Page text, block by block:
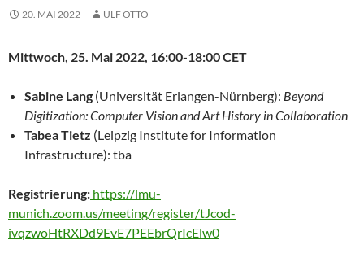
20. MAI 2022 ULF OTTO
Mittwoch, 25. Mai 2022, 16:00-18:00 CET
Sabine Lang (Universität Erlangen-Nürnberg): Beyond
Digitization: Computer Vision and Art History in Collaboration
Tabea Tietz (Leipzig Institute for Information
Infrastructure): tba
Registrierung: https://lmu-
munich.zoom.us/meeting/register/tJcod-
ivqzwoHtRXDd9EvE7PEEbrQrIcElw0